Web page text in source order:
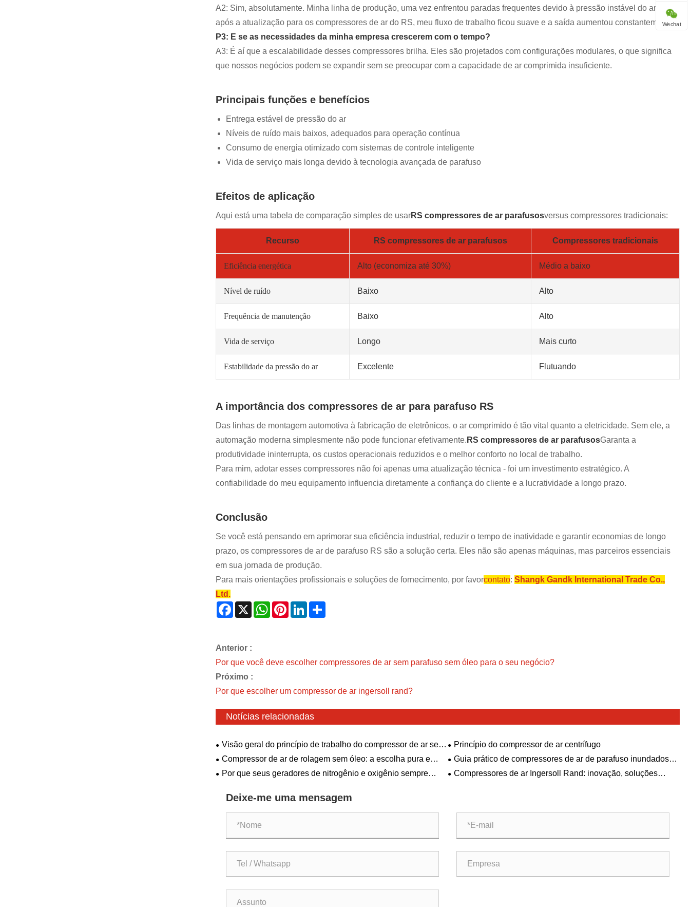
A2: Sim, absolutamente. Minha linha de produção, uma vez enfrentou paradas frequentes devido à pressão instável do ar, mas
após a atualização para os compressores de ar do RS, meu fluxo de trabalho ficou suave e a saída aumentou constantemente.
P3: E se as necessidades da minha empresa crescerem com o tempo?
A3: É aí que a escalabilidade desses compressores brilha. Eles são projetados com configurações modulares, o que significa
que nossos negócios podem se expandir sem se preocupar com a capacidade de ar comprimida insuficiente.
Principais funções e benefícios
Entrega estável de pressão do ar
Níveis de ruído mais baixos, adequados para operação contínua
Consumo de energia otimizado com sistemas de controle inteligente
Vida de serviço mais longa devido à tecnologia avançada de parafuso
Efeitos de aplicação
Aqui está uma tabela de comparação simples de usarRS compressores de ar parafusosversus compressores tradicionais:
Recurso RS compressores de ar parafusos Compressores tradicionais
Eficiência energética Alto (economiza até 30%) Médio a baixo
Nível de ruído Baixo Alto
Frequência de manutenção Baixo Alto
Vida de serviço Longo Mais curto
Estabilidade da pressão do ar Excelente Flutuando
A importância dos compressores de ar para parafuso RS
Das linhas de montagem automotiva à fabricação de eletrônicos, o ar comprimido é tão vital quanto a eletricidade. Sem ele, a
automação moderna simplesmente não pode funcionar efetivamente. RS compressores de ar parafusosGaranta a
produtividade ininterrupta, os custos operacionais reduzidos e o melhor conforto no local de trabalho.
Para mim, adotar esses compressores não foi apenas uma atualização técnica - foi um investimento estratégico. A
confiabilidade do meu equipamento influencia diretamente a confiança do cliente e a lucratividade a longo prazo.
Conclusão
Se você está pensando em aprimorar sua eficiência industrial, reduzir o tempo de inatividade e garantir economias de longo
prazo, os compressores de ar de parafuso RS são a solução certa. Eles não são apenas máquinas, mas parceiros essenciais
em sua jornada de produção.
Para mais orientações profissionais e soluções de fornecimento, por favorcontato: Shangk Gandk International Trade Co.,
Ltd.
Facebook
X WhatsAppPinterestLinkedIn
Anterior :
Por que você deve escolher compressores de ar sem parafuso sem óleo para o seu negócio?
Próximo :
Por que escolher um compressor de ar ingersoll rand?
Notícias relacionadas
Visão geral do princípio de trabalho do compressor de ar sem
óleo
Princípio do compressor de ar centrífugo
Compressor de ar de rolagem sem óleo: a escolha pura e
eficiente
Guia prático de compressores de ar de parafuso inundados
com óleo RM: dos princípios tecnológicos à seleção e
manutenção
Por que seus geradores de nitrogênio e oxigênio sempre
Compressores de ar Ingersoll Rand: inovação, soluções
Deixe-me uma mensagem
Wechat